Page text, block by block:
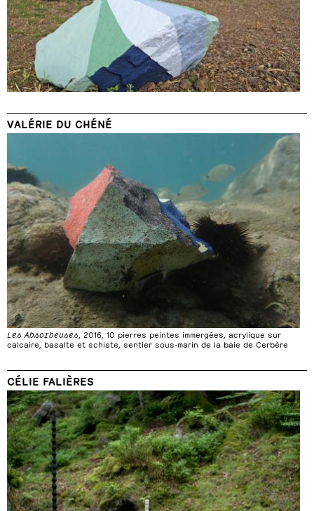
VALÉRIE DU CHÉNÉ
Les Absorbeuses, 2016, 10 pierres peintes immergées, acrylique sur
calcaire, basalte et schiste, sentier sous-marin de la baie de Cerbère
CÉLIE FALIÈRES